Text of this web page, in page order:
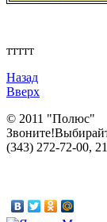
ттттт
Назад
Вверх
© 2011 "Полюс"
(343) 272-72-00,